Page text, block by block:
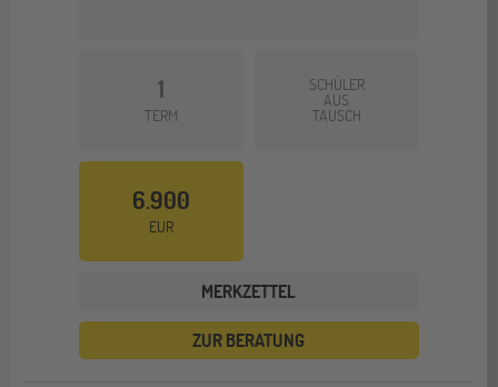
1
TERM
SCHÜLER
AUS
TAUSCH
6.900
EUR
MERKZETTEL
ZUR BERATUNG